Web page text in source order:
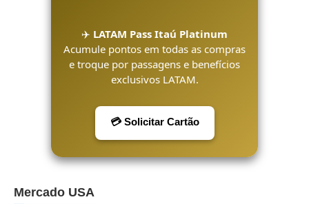
✈️ LATAM Pass Itaú Platinum
Acumule pontos em todas as compras
e troque por passagens e benefícios
exclusivos LATAM.
💳 Solicitar Cartão
Mercado USA